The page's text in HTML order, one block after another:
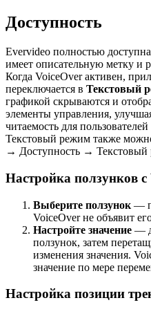
Доступность
Evervideo полностью
имеет описательную метку и
Когда VoiceOver активен,
переключается в Текстовый
графикой скрываются и
элементы управления,
читаемость для
Текстовый режим также
→ Доступность → Текстовый
Настройка ползунков с
Выберите ползунок —
VoiceOver не объявит
Настройте значение —
ползунок, затем
изменения значения.
значение по мере
Настройка позиции